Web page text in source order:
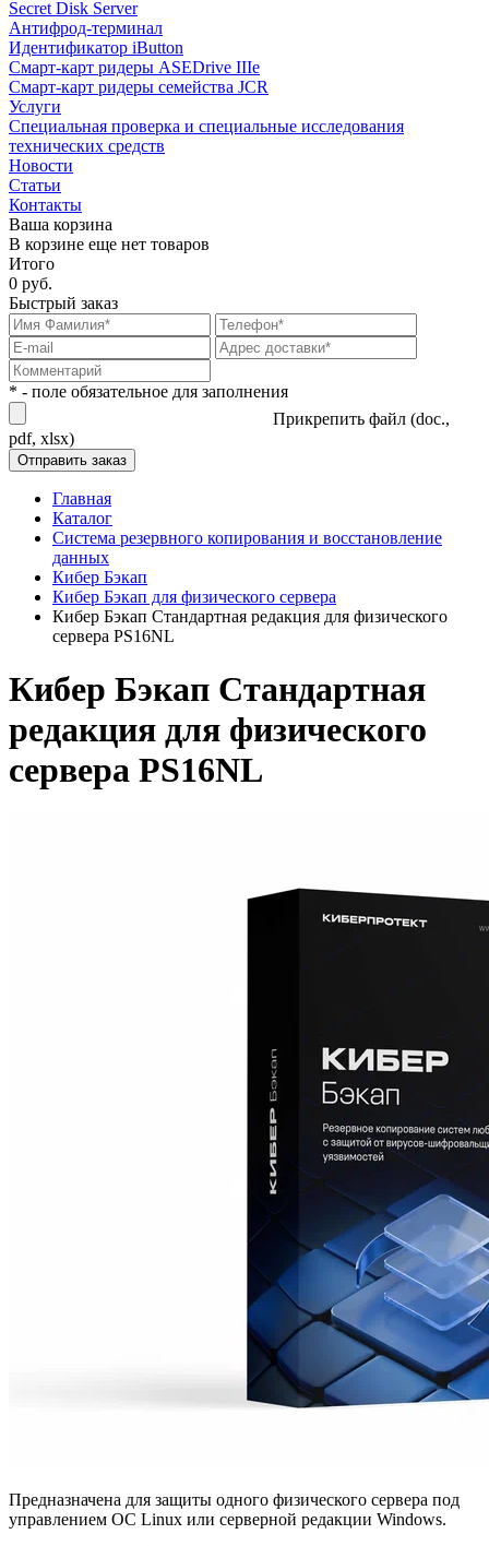
Secret Disk Server
Антифрод-терминал
Идентификатор iButton
Смарт-карт ридеры ASEDrive IIIe
Смарт-карт ридеры семейства JCR
Услуги
Специальная проверка и специальные исследования
технических средств
Новости
Статьи
Контакты
Ваша корзина
В корзине еще нет товаров
Итого
0 руб.
Быстрый заказ
* - поле обязательное для заполнения
Прикрепить файл (doc.,
pdf, xlsx)
Главная
Каталог
Система резервного копирования и восстановление
данных
Кибер Бэкап
Кибер Бэкап для физического сервера
Кибер Бэкап Стандартная редакция для физического
сервера PS16NL
Кибер Бэкап Стандартная
редакция для физического
сервера PS16NL
Предназначена для защиты одного физического сервера под
управлением ОС Linux или серверной редакции Windows.